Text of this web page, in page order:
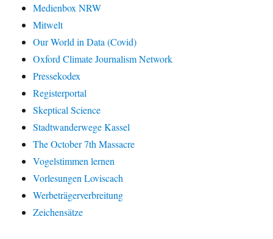
Medienbox NRW
Mitwelt
Our World in Data (Covid)
Oxford Climate Journalism Network
Pressekodex
Registerportal
Skeptical Science
Stadtwanderwege Kassel
The October 7th Massacre
Vogelstimmen lernen
Vorlesungen Loviscach
Werbeträgerverbreitung
Zeichensätze